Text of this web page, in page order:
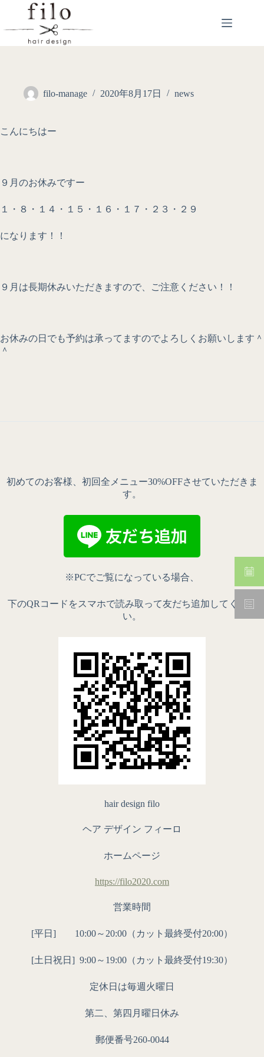
filo-manage 2020年8月17日 news
こんにちはー
９月のお休みですー
１・８・１４・１５・１６・１７・２３・２９
になります！！
９月は長期休みいただきますので、ご注意ください！！
お休みの日でも予約は承ってますのでよろしくお願いします＾
＾
初めてのお客様、初回全メニュー30%OFFさせていただきま
す。
※PCでご覧になっている場合、
下のQRコードをスマホで読み取って友だち追加してくださ
い。
hair design filo
ヘア デザイン フィーロ
ホームページ
https://filo2020.com
営業時間
[平日] 10:00～20:00（カット最終受付20:00）
[土日祝日] 9:00～19:00（カット最終受付19:30）
定休日は毎週火曜日
第二、第四月曜日休み
郵便番号260-0044